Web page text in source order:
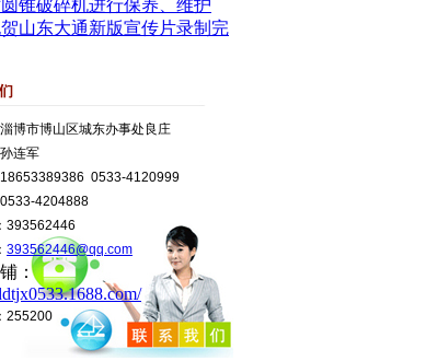
锥破碎机进行保养、维护
山东大通新版宣传片录制完
博市博山区城东办事处良庄
连军
0533-4120999
4204888
393562446
： 393562446@qq.com
：
255200